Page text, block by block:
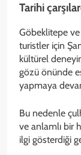
Tarihi
Göbeklitepe ve
turistler için
kültürel
gözü önünde
yapmaya
Bu nedenle
ve anlamlı bir
ilgi gösterdiği